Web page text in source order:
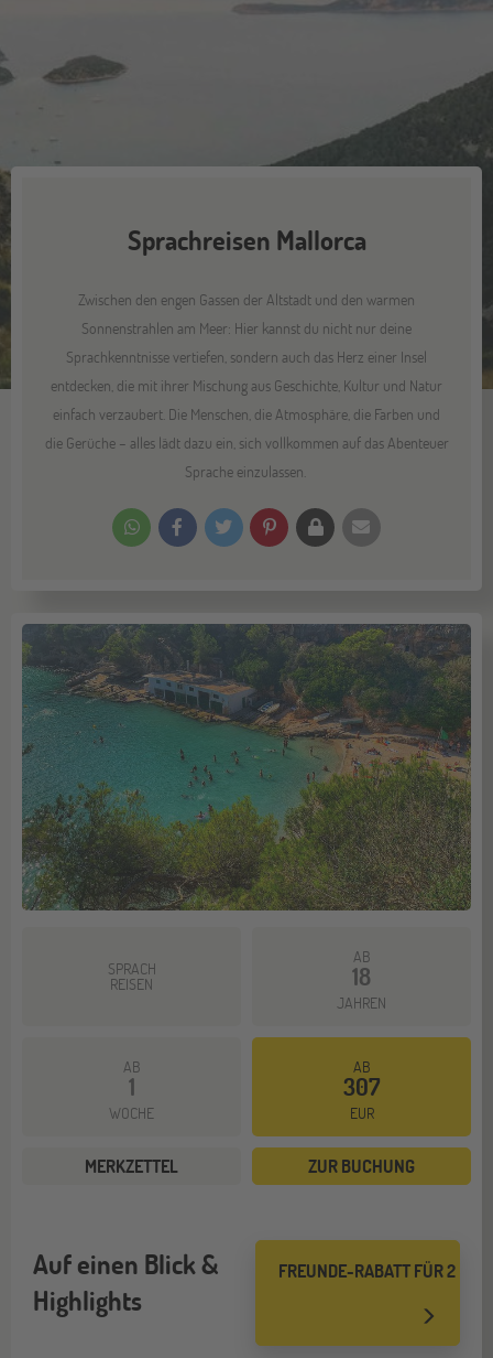
Sprachreisen Mallorca
Zwischen den engen Gassen der Altstadt und den warmen
Sonnenstrahlen am Meer: Hier kannst du nicht nur deine
Sprachkenntnisse vertiefen, sondern auch das Herz einer Insel
entdecken, die mit ihrer Mischung aus Geschichte, Kultur und Natur
einfach verzaubert. Die Menschen, die Atmosphäre, die Farben und
die Gerüche – alles lädt dazu ein, sich vollkommen auf das Abenteuer
Sprache einzulassen.
SPRACH
REISEN
AB
18
JAHREN
AB
1
WOCHE
AB
307
EUR
MERKZETTEL ZUR BUCHUNG
FREUNDE-RABATT FÜR 2
Auf einen Blick &
Highlights